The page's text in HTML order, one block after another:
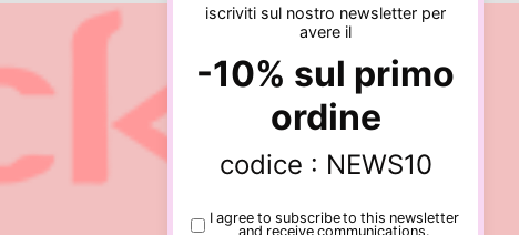
Informativa sulla privacy